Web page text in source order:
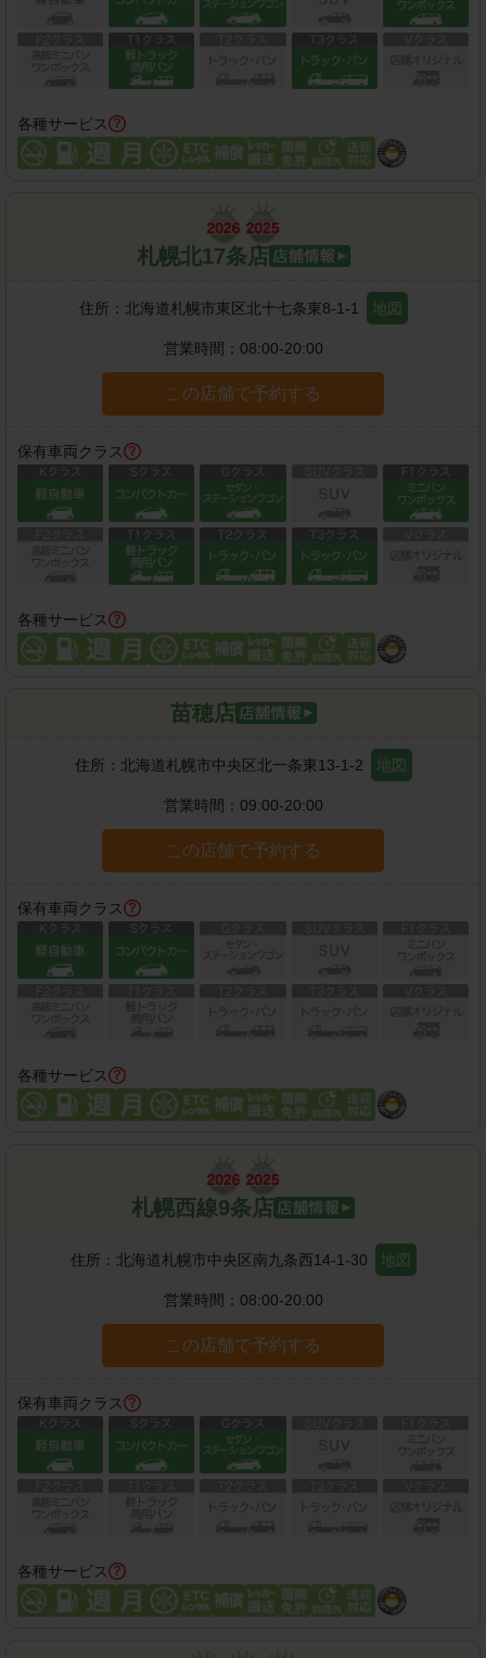
各種サービス
札幌北17条店
住所： 北海道札幌市東区北十七条東8-1-1 地図
営業時間： 08:00-20:00
この店舗で予約する
保有車両クラス
各種サービス
苗穂店
住所： 北海道札幌市中央区北一条東13-1-2 地図
営業時間： 09:00-20:00
この店舗で予約する
保有車両クラス
各種サービス
札幌西線9条店
住所： 北海道札幌市中央区南九条西14-1-30 地図
営業時間： 08:00-20:00
この店舗で予約する
保有車両クラス
各種サービス